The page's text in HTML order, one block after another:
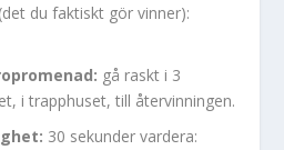
du faktiskt gör vinner):
gå raskt i 3
i trapphuset, till återvinningen.
30 sekunder vardera: